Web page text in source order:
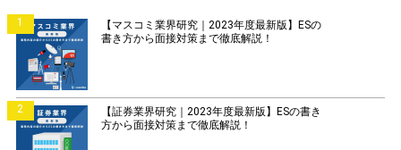
1
【マスコミ業界研究｜2023年度最新版】ESの
書き方から面接対策まで徹底解説！
2
【証券業界研究｜2023年度最新版】ESの書き
方から面接対策まで徹底解説！